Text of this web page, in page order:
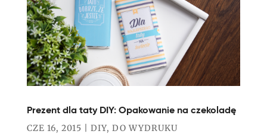
Prezent dla taty DIY: Opakowanie na czekoladę
CZE 16, 2015 DIY, DO WYDRUKU